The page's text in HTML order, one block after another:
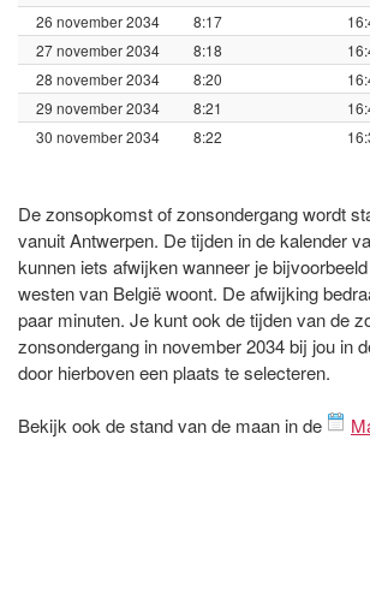
26 november 2034
8:17
27 november 2034
8:18
28 november 2034
8:20
29 november 2034
8:21
30 november 2034
8:22
De zonsopkomst of zonsondergang wordt
vanuit Antwerpen. De tijden in de kalender
kunnen iets afwijken wanneer je
westen van België woont. De afwijking
paar minuten. Je kunt ook de tijden van de
zonsondergang in november 2034 bij jou in
door hierboven een plaats te selecteren.
Bekijk ook de stand van de maan in de